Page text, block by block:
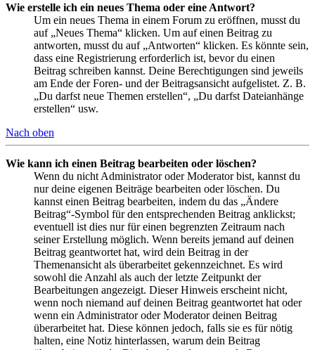
Wie erstelle ich ein neues Thema oder eine Antwort?
Um ein neues Thema in einem Forum zu eröffnen, musst du
auf „Neues Thema“ klicken. Um auf einen Beitrag zu
antworten, musst du auf „Antworten“ klicken. Es könnte sein,
dass eine Registrierung erforderlich ist, bevor du einen
Beitrag schreiben kannst. Deine Berechtigungen sind jeweils
am Ende der Foren- und der Beitragsansicht aufgelistet. Z. B.
„Du darfst neue Themen erstellen“, „Du darfst Dateianhänge
erstellen“ usw.
Nach oben
Wie kann ich einen Beitrag bearbeiten oder löschen?
Wenn du nicht Administrator oder Moderator bist, kannst du
nur deine eigenen Beiträge bearbeiten oder löschen. Du
kannst einen Beitrag bearbeiten, indem du das „Ändere
Beitrag“-Symbol für den entsprechenden Beitrag anklickst;
eventuell ist dies nur für einen begrenzten Zeitraum nach
seiner Erstellung möglich. Wenn bereits jemand auf deinen
Beitrag geantwortet hat, wird dein Beitrag in der
Themenansicht als überarbeitet gekennzeichnet. Es wird
sowohl die Anzahl als auch der letzte Zeitpunkt der
Bearbeitungen angezeigt. Dieser Hinweis erscheint nicht,
wenn noch niemand auf deinen Beitrag geantwortet hat oder
wenn ein Administrator oder Moderator deinen Beitrag
überarbeitet hat. Diese können jedoch, falls sie es für nötig
halten, eine Notiz hinterlassen, warum dein Beitrag